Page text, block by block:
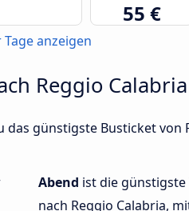
55 €
anzeigen
Reggio
günstigste Busticket
Abend ist die günstigste
nach Reggio Calabria,